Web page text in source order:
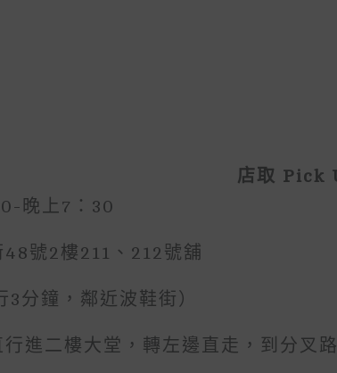
店取 Pick
晚上7：30
號2樓211、212號舖
3分鐘，鄰近波鞋街）
進二樓大堂，轉左邊直走，到分叉